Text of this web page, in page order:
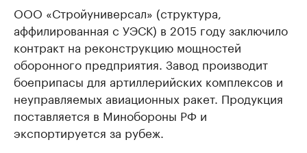
ООО «Стройуниверсал» (структура,
аффилированная с УЭСК) в 2015 году заключило
контракт на реконструкцию мощностей
оборонного предприятия. Завод производит
боеприпасы для артиллерийских комплексов и
неуправляемых авиационных ракет. Продукция
поставляется в Минобороны РФ и
экспортируется за рубеж.